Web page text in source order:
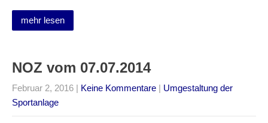
mehr lesen
NOZ vom 07.07.2014
Februar 2, 2016 | Keine Kommentare | Umgestaltung der
Sportanlage